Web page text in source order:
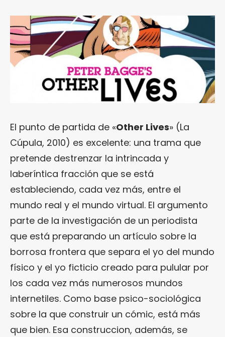
El punto de partida de «Other Lives» (La
Cúpula, 2010) es excelente: una trama que
pretende destrenzar la intrincada y
laberíntica fracción que se está
estableciendo, cada vez más, entre el
mundo real y el mundo virtual. El argumento
parte de la investigación de un periodista
que está preparando un artículo sobre la
borrosa frontera que separa el yo del mundo
físico y el yo ficticio creado para pulular por
los cada vez más numerosos mundos
internetiles. Como base psico-sociológica
sobre la que construir un cómic, está más
que bien. Esa construccion, además, se